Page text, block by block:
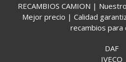
RECAMBIOS CAMION |
Mejor precio | Calidad
recambios para
DAF
IVECO